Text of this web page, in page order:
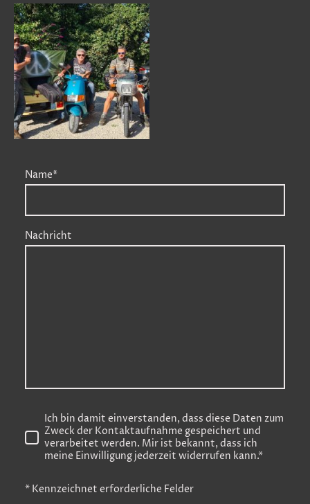
Name*
Nachricht
Ich bin damit einverstanden, dass diese Daten zum
Zweck der Kontaktaufnahme gespeichert und
verarbeitet werden. Mir ist bekannt, dass ich
meine Einwilligung jederzeit widerrufen kann.*
* Kennzeichnet erforderliche Felder